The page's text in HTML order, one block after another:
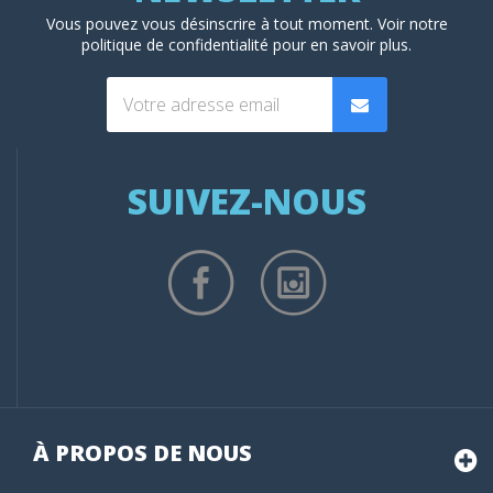
Vous pouvez vous désinscrire à tout moment. Voir notre
politique de confidentialité pour en savoir plus.
SUIVEZ-NOUS
À PROPOS DE NOUS